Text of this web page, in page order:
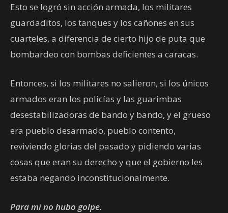
Esto se logró sin acción armada, los militares
guardaditos, los tanques y los cañones en sus
cuarteles, a diferencia de cierto hijo de puta que
bombardeo con bombas deficientes a caracas.
Entonces, si los militares no salieron, si los únicos
armados eran los policías y las guarimbas
desestabilizadoras de bando y bando, y el grueso
era pueblo desarmado, pueblo contento,
reviviendo glorias del pasado y pidiendo varias
cosas que eran su derecho y que el gobierno les
estaba negando inconstitucionalmente.
Para mi no hubo golpe.